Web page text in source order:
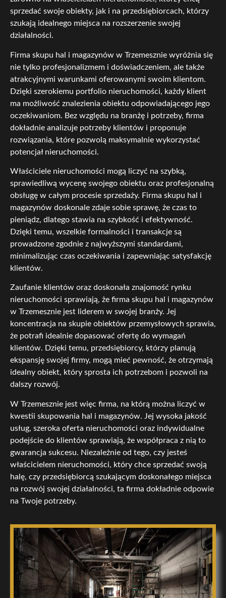
sprzedać swoje obiekty, jak i na przedsiębiorcach, którzy
szukają idealnego miejsca na rozszerzenie swojej
działalności.
Firma skupu hal i magazynów w Trzemesznie wyróżnia się
nie tylko profesjonalizmem i doświadczeniem, ale także
atrakcyjnymi warunkami oferowanymi swoim klientom.
Dzięki szerokiemu portfolio nieruchomości, każdy klient
ma możliwość znalezienia obiektu odpowiadającego jego
oczekiwaniom. Bez względu na branżę i potrzeby, firma
dokładnie analizuje potrzeby klientów i proponuje
rozwiązania, które pozwolą maksymalnie wykorzystać
potencjał nieruchomości.
Właściciele nieruchomości mogą liczyć na szybką,
sprawiedliwą wycenę swojego obiektu oraz profesjonalną
obsługę w całym procesie sprzedaży. Firma skupu hal i
magazynów doskonale zdaje sobie sprawę, że czas to
pieniądz, dlatego stawia na szybkość i efektywność.
Dzięki temu, wszelkie formalności i transakcje są
prowadzone zgodnie z najwyższymi standardami,
minimalizując czas oczekiwania i zapewniając satysfakcję
klientów.
Zaufanie klientów oraz doskonała znajomość rynku
nieruchomości sprawiają, że firma skupu hal i magazynów
w Trzemesznie jest liderem w swojej branży. Jej
koncentracja na skupie obiektów przemysłowych sprawia,
że potrafi idealnie dopasować ofertę do wymagań
klientów. Dzięki temu, przedsiębiorcy, którzy planują
ekspansję swojej firmy, mogą mieć pewność, że otrzymają
idealny obiekt, który sprosta ich potrzebom i pozwoli na
dalszy rozwój.
W Trzemesznie jest więc firma, na którą można liczyć w
kwestii skupowania hal i magazynów. Jej wysoka jakość
usług, szeroka oferta nieruchomości oraz indywidualne
podejście do klientów sprawiają, że współpraca z nią to
gwarancja sukcesu. Niezależnie od tego, czy jesteś
właścicielem nieruchomości, który chce sprzedać swoją
halę, czy przedsiębiorcą szukającym doskonałego miejsca
na rozwój swojej działalności, ta firma dokładnie odpowie
na Twoje potrzeby.